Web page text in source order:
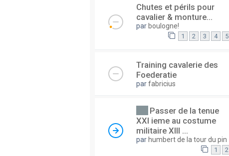
Chutes et périls pour
cavalier & monture...
par boulogne!
1 2 3 4 5
Training cavalerie des
Foederatie
parfabricius
Passer de la tenue
XXI ieme au costume
militaire XIII ...
par humbert de la tour du pin
1 2